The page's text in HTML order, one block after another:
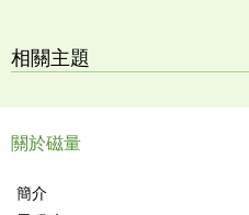
相關主題
關於磁量
簡介